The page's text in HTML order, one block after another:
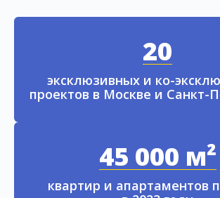
20
эксклюзивных и ко-
проектов в Москве и Санкт-
45 000 м²
квартир и апартаментов